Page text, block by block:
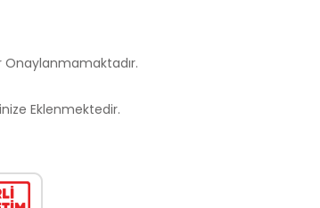
Onaylanmamaktadır.
Eklenmektedir.